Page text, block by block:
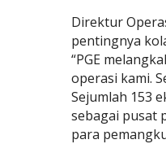
Direktur
pentingnya
“PGE
operasi kami.
Sejumlah 153
sebagai pusat
para